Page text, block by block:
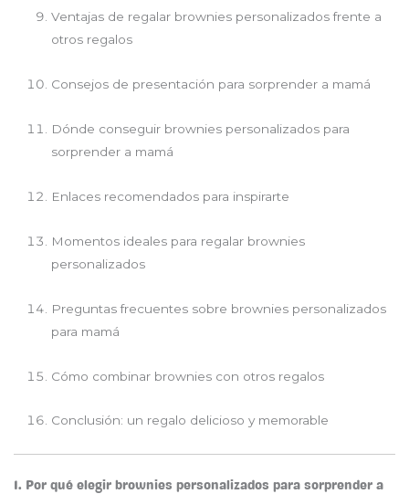
Ventajas de regalar brownies personalizados frente a
otros regalos
Consejos de presentación para sorprender a mamá
Dónde conseguir brownies personalizados para
sorprender a mamá
Enlaces recomendados para inspirarte
Momentos ideales para regalar brownies
personalizados
Preguntas frecuentes sobre brownies personalizados
para mamá
Cómo combinar brownies con otros regalos
Conclusión: un regalo delicioso y memorable
1. Por qué elegir brownies personalizados para sorprender a